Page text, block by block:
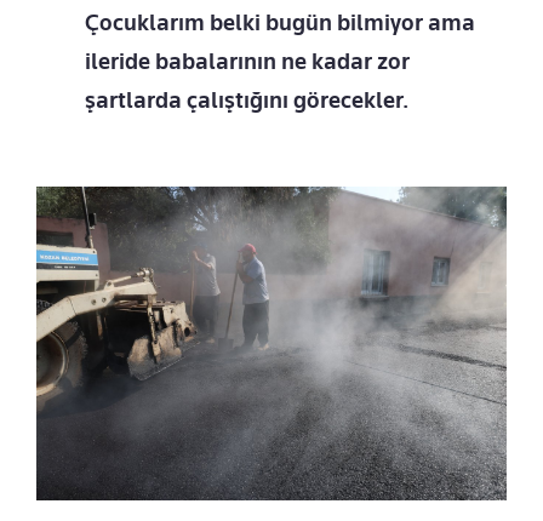
Çocuklarım belki bugün bilmiyor ama
ileride babalarının ne kadar zor
şartlarda çalıştığını görecekler.